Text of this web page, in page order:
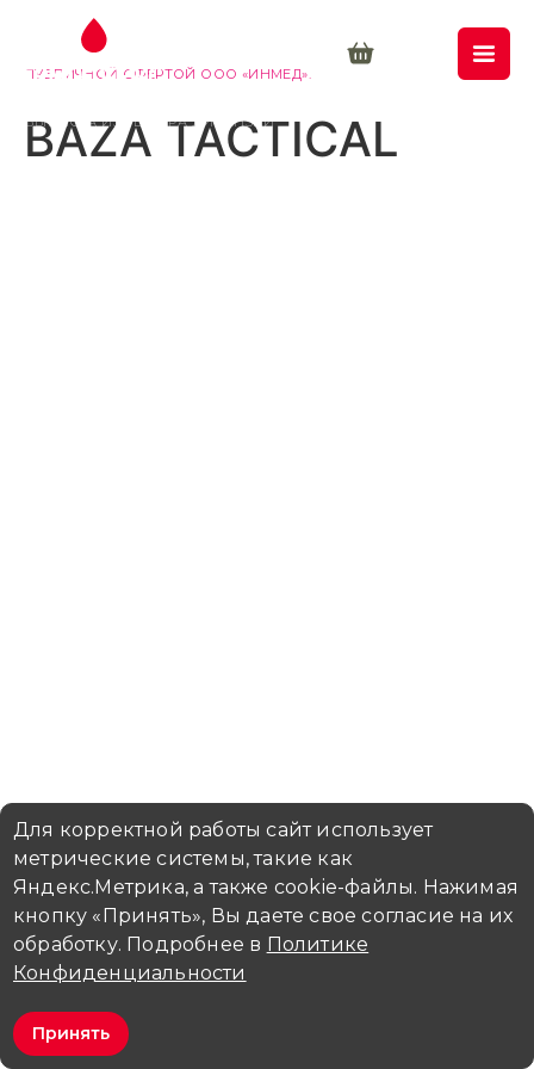
BAZA TACTICAL
© 2026 ООО «ИНМЕД». ВСЕ ПРАВА ЗАЩИЩЕНЫ. МАТЕРИАЛЫ
САЙТА НОСЯТ ИНФОРМАЦИОННЫЙ ХАРАКТЕР. УСЛОВИЯ
ПРОДАЖИ ТОВАРОВ ОПРЕДЕЛЯЮТСЯ
ПУБЛИЧНОЙ ОФЕРТОЙ ООО «ИНМЕД».
ВЫПИСКА ИЗ РЕЕСТРА ЛИЦЕНЗИЙ
ПОЛИТИКА КОНФИДЕНЦИАЛЬНОСТИ
Для корректной работы сайт использует
метрические системы, такие как
Яндекс.Метрика, а также cookie-файлы. Нажимая
кнопку «Принять», Вы даете свое согласие на их
обработку. Подробнее в Политике
Конфиденциальности
Принять